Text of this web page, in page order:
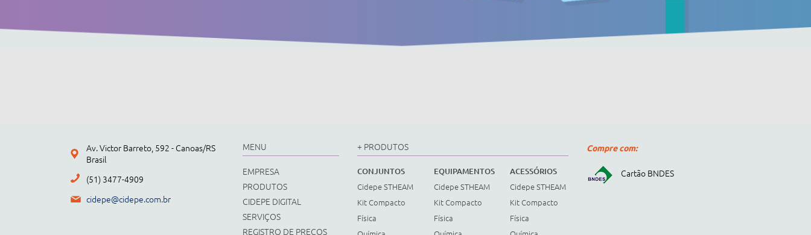
Av. Victor Barreto, 592 - Canoas/RS
Brasil
(51) 3477-4909
cidepe@cidepe.com.br
MENU
EMPRESA
PRODUTOS
CIDEPE DIGITAL
SERVIÇOS
REGISTRO DE PREÇOS
+ PRODUTOS
CONJUNTOS
Cidepe STHEAM
Kit Compacto
Física
EQUIPAMENTOS
Cidepe STHEAM
Kit Compacto
Física
ACESSÓRIOS
Cidepe STHEAM
Kit Compacto
Física
Compre com:
Cartão BNDES